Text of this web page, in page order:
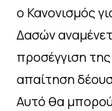
ο Κανονισμός
Δασών
προσέγγιση
απαίτηση
Αυτό θα